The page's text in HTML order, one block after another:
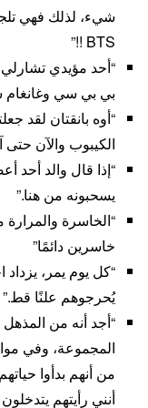
شيء، لذلك فهي
BTS !!”
بي بي سي
“أوه بانقتان لقد
الكيبوب والآن حتى
يسحبونه من هنا.”
خاسرين دائمًا”
يُحرجوهم علنًا قط.”
المجموعة، وفي
من أنهم بدأوا
أنني رأيتهم